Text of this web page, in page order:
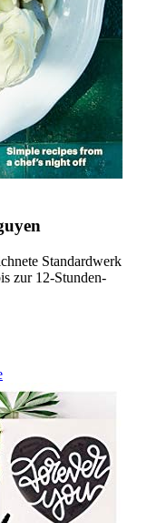
Standardwerk
zur 12-Stunden-